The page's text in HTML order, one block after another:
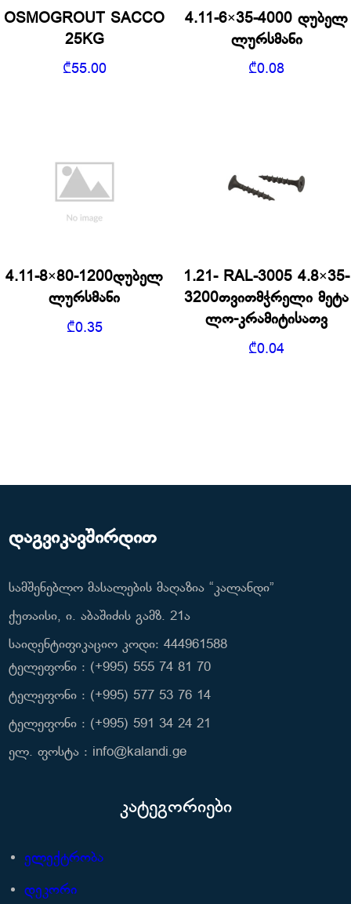
OSMOGROUT SACCO
25KG
₾55.00
4.11-6×35-4000 დუბელ
ლურსმანი
₾0.08
4.11-8×80-1200დუბელ
ლურსმანი
₾0.35
1.21- RAL-3005 4.8×35-
3200თვითმჭრელი მეტა
ლო-კრამიტისათვ
₾0.04
დაგვიკავშირდით
სამშენებლო მასალების მაღაზია “კალანდი”
ქუთაისი, ი. აბაშიძის გამზ. 21ა
საიდენტიფიკაციო კოდი: 444961588
ტელეფონი : (+995) 555 74 81 70
ტელეფონი : (+995) 577 53 76 14
ტელეფონი : (+995) 591 34 24 21
ელ. ფოსტა : info@kalandi.ge
კატეგორიები
ელექტრობა
დეკორი